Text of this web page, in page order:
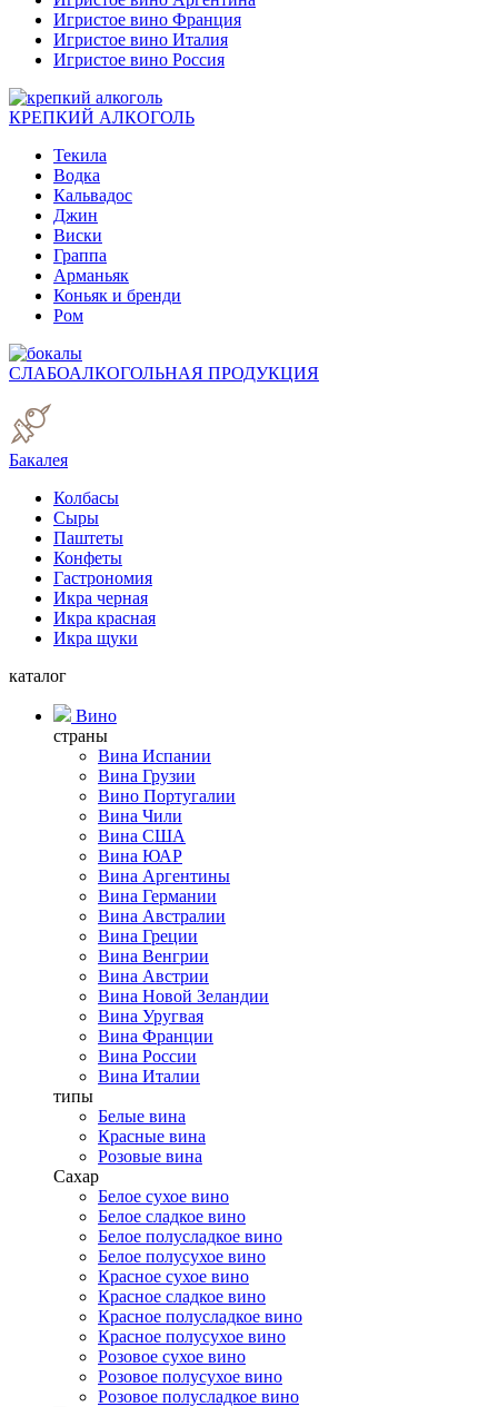
Игристое вино Франция
Игристое вино Италия
Игристое вино Россия
КРЕПКИЙ АЛКОГОЛЬ
Текила
Водка
Кальвадос
Джин
Виски
Граппа
Арманьяк
Коньяк и бренди
Ром
СЛАБОАЛКОГОЛЬНАЯ ПРОДУКЦИЯ
Бакалея
Колбасы
Сыры
Паштеты
Конфеты
Гастрономия
Икра черная
Икра красная
Икра щуки
каталог
Вино
страны
Вина Испании
Вина Грузии
Вино Португалии
Вина Чили
Вина США
Вина ЮАР
Вина Аргентины
Вина Германии
Вина Австралии
Вина Греции
Вина Венгрии
Вина Австрии
Вина Новой Зеландии
Вина Уругвая
Вина Франции
Вина России
Вина Италии
типы
Белые вина
Красные вина
Розовые вина
Сахар
Белое сухое вино
Белое сладкое вино
Белое полусладкое вино
Белое полусухое вино
Красное сухое вино
Красное сладкое вино
Красное полусладкое вино
Красное полусухое вино
Розовое сухое вино
Розовое полусухое вино
Розовое полусладкое вино